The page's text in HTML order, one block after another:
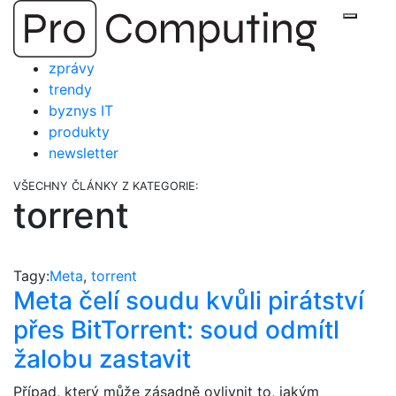
Přejít
obsah
zprávy
trendy
byznys IT
produkty
newsletter
VŠECHNY ČLÁNKY Z KATEGORIE:
torrent
Tagy:Meta, torrent
Meta čelí soudu kvůli pirátství
přes BitTorrent: soud odmítl
žalobu zastavit
Případ, který může zásadně ovlivnit to, jakým